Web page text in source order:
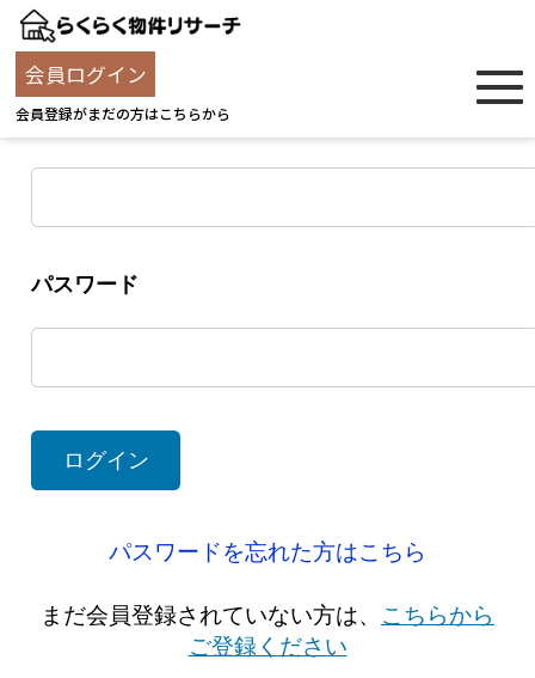
会員ログイン
会員登録がまだの方はこちらから
ユーザー名
パスワード
パスワードを忘れた方はこちら
まだ会員登録されていない方は、 こちらから
ご登録ください